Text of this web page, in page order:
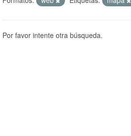
Por favor intente otra búsqueda.